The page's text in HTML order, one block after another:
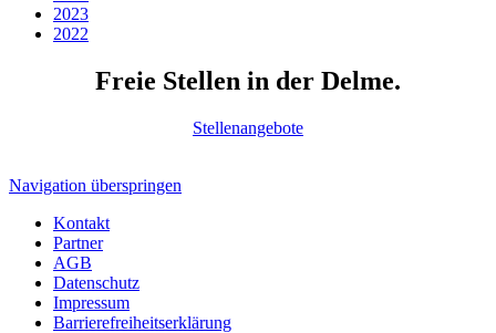
2023
2022
Freie Stellen in der Delme.
Stellenangebote
Navigation überspringen
Kontakt
Partner
AGB
Datenschutz
Impressum
Barrierefreiheitserklärung